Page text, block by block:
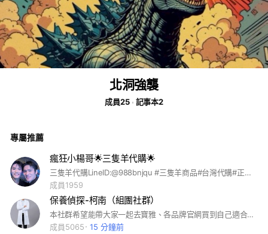
北洞強襲
成員25 記事本2
專屬推薦
瘋狂小楊哥🌟三隻羊代購🌟
三隻羊代購LineID:@988bnjqu #三隻羊商品#台灣代購#正品代購#三隻羊商品 ———————————————— 🔹🌟三隻羊代購🌟皆由三隻羊網路官方代購「正品」，如有不同願付100%法律責任，並無條件退貨。 🔹超低服務費，把商品代購回台。 🔹下單付款後，預計7-14天（不含假日到您手上🌟 🔺其餘抖音商品皆可帶圖詢問代購！ #小楊哥#瘋狂小楊哥#三隻羊代購#抖音代購#小黃#嘴哥#小楊臻選#七老闆 #大楊哥#377美白面霜#代購#淡斑 #三隻羊#小楊哥推薦#小楊哥商品#卓仕琳#保養品#嬌潤泉#小楊哥代購#痘痘#皮膚#保養#康康茶莊#李陌茶#陳皮白茶#喝茶#美白#三隻羊網路#麥谷村#仁信堂#速白瓶#變白#抖音代購
成員1959
保養偵探-柯南（組團社群）
本社群希望能帶大家一起去寶雅、各品牌官網買到自己適合的保養品！我會透過詢問來找找出適合妳們肌膚的保養品
成員5065
15 分鐘前